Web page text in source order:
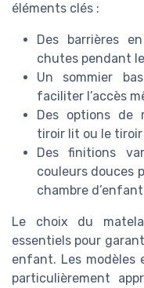
éléments clés :
Des barrières
chutes pendant le
Un sommier
faciliter l’accès
Des options de
tiroir lit ou le tiroir
Des finitions
couleurs douces
chambre d’enfant
Le choix du
essentiels pour
enfant. Les modèles
particulièrement